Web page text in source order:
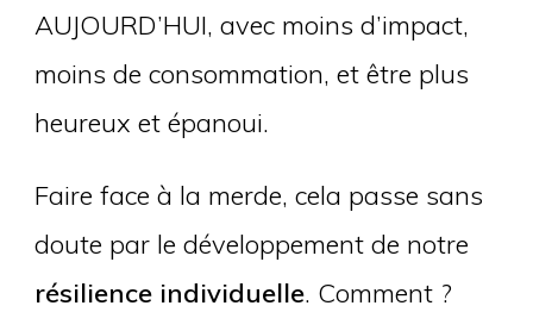
AUJOURD’HUI, avec moins d’impact,
moins de consommation, et être plus
heureux et épanoui.
Faire face à la merde, cela passe sans
doute par le développement de notre
résilience individuelle. Comment ?